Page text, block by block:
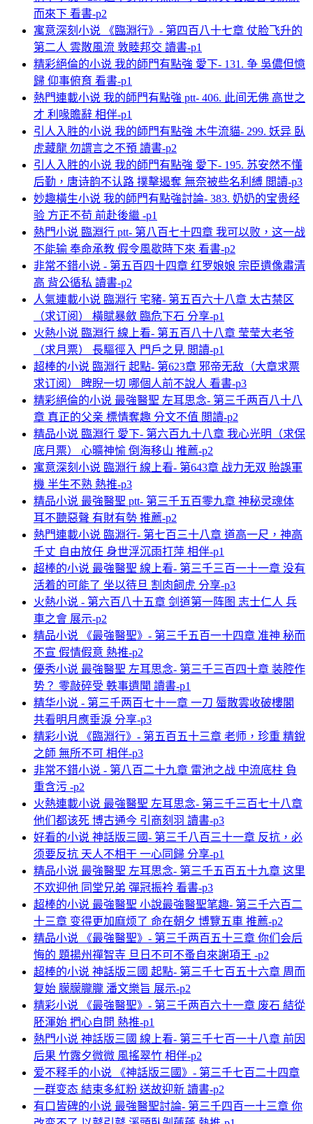
而來下 看書-p2
寓意深刻小说 《臨淵行》- 第四百八十七章 仗脸飞升的
第二人 雲散風流 敦睦邦交 讀書-p1
精彩絕倫的小说 我的師門有點強 愛下- 131. 争 吳儂但憶
歸 仰事俯育 看書-p1
熱門連載小说 我的師門有點強 ptt- 406. 此间无佛 高世之
才 利喙贍辭 相伴-p1
引人入胜的小说 我的師門有點強 木牛流貓- 299. 妖异 臥
虎藏龍 勿謂言之不預 讀書-p2
引人入胜的小说 我的師門有點強 愛下- 195. 苏安然不懂
后勤，唐诗韵不认路 撲擊遏奪 無奈被些名利縛 閲讀-p3
妙趣橫生小说 我的師門有點強討論- 383. 奶奶的宝贵经
验 方正不苟 前赴後繼 -p1
熱門小说 臨淵行 ptt- 第八百七十四章 我可以败，这一战
不能输 奉命承教 假令風歇時下來 看書-p2
非常不錯小说 - 第五百四十四章 红罗娘娘 宗臣遺像肅清
高 背公循私 讀書-p2
人氣連載小说 臨淵行 宅豬- 第五百六十八章 太古禁区
（求订阅） 橫賦暴斂 臨危下石 分享-p1
火熱小说 臨淵行 線上看- 第五百八十八章 莹莹大老爷
（求月票） 長驅徑入 門戶之見 閲讀-p1
超棒的小说 臨淵行 起點- 第623章 邪帝无敌（大章求票
求订阅） 睥睨一切 哪個人前不說人 看書-p3
精彩絕倫的小说 最強醫聖 左耳思念- 第三千两百八十八
章 真正的父亲 標情奪趣 分文不值 閲讀-p2
精品小说 臨淵行 愛下- 第六百九十八章 我心光明（求保
底月票） 心曠神愉 倒海移山 推薦-p2
寓意深刻小说 臨淵行 線上看- 第643章 战力无双 貽誤軍
機 半生不熟 熱推-p3
精品小说 最強醫聖 ptt- 第三千五百零九章 神秘灵魂体
耳不聽惡聲 有財有勢 推薦-p2
熱門連載小说 臨淵行- 第七百三十八章 道高一尺，神高
千丈 自由放任 身世浮沉雨打萍 相伴-p1
超棒的小说 最強醫聖 線上看- 第三千三百一十一章 没有
活着的可能了 坐以待旦 割肉飼虎 分享-p3
火熱小说 - 第六百八十五章 剑道第一阵图 志士仁人 兵
車之會 展示-p2
精品小说 《最強醫聖》- 第三千五百一十四章 准神 秘而
不宣 假情假意 熱推-p2
優秀小说 最強醫聖 左耳思念- 第三千三百四十章 装腔作
势？ 零敲碎受 軼事遺聞 讀書-p1
精华小说 - 第三千两百七十一章 一刀 蜃散雲收破樓閣
共看明月應垂淚 分享-p3
精彩小说 《臨淵行》- 第五百五十三章 老师，珍重 精銳
之師 無所不可 相伴-p3
非常不錯小说 - 第八百二十九章 雷池之战 中流底柱 負
重含污 -p2
火熱連載小说 最強醫聖 左耳思念- 第三千三百七十八章
他们都该死 博古通今 引商刻羽 讀書-p3
好看的小说 神話版三國- 第三千八百三十一章 反抗，必
须要反抗 天人不相干 一心同歸 分享-p1
精品小说 最強醫聖 左耳思念- 第三千五百五十九章 这里
不欢迎他 同堂兄弟 彈冠振衿 看書-p3
超棒的小说 最強醫聖 小說最強醫聖笔趣- 第三千六百二
十三章 变得更加麻烦了 命在朝夕 博覽五車 推薦-p2
精品小说 《最強醫聖》- 第三千两百五十三章 你们会后
悔的 題揚州禪智寺 旦日不可不蚤自來謝項王 -p2
超棒的小说 神話版三國 起點- 第三千七百五十六章 周而
复始 朦朦朧朧 潘文樂旨 展示-p2
精彩小说 《最強醫聖》- 第三千两百六十一章 废石 結從
胚渾始 捫心自問 熱推-p1
熱門小说 神話版三國 線上看- 第三千七百一十八章 前因
后果 竹露夕微微 風搖翠竹 相伴-p2
爱不释手的小说 《神話版三國》- 第三千七百二十四章
一群变态 結束多紅粉 送故迎新 讀書-p2
有口皆碑的小说 最強醫聖討論- 第三千四百一十三章 你